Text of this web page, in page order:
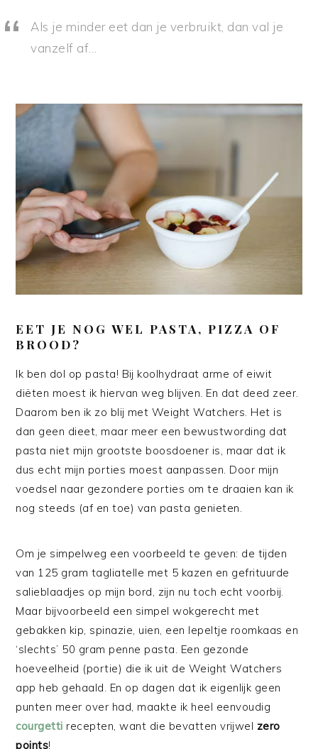
Als je minder eet dan je verbruikt, dan val je
vanzelf af…
EET JE NOG WEL PASTA, PIZZA OF
BROOD?
Ik ben dol op pasta! Bij koolhydraat arme of eiwit
diëten moest ik hiervan weg blijven. En dat deed zeer.
Daarom ben ik zo blij met Weight Watchers. Het is
dan geen dieet, maar meer een bewustwording dat
pasta niet mijn grootste boosdoener is, maar dat ik
dus echt mijn porties moest aanpassen. Door mijn
voedsel naar gezondere porties om te draaien kan ik
nog steeds (af en toe) van pasta genieten.
Om je simpelweg een voorbeeld te geven: de tijden
van 125 gram tagliatelle met 5 kazen en gefrituurde
salieblaadjes op mijn bord, zijn nu toch echt voorbij.
Maar bijvoorbeeld een simpel wokgerecht met
gebakken kip, spinazie, uien, een lepeltje roomkaas en
‘slechts’ 50 gram penne pasta. Een gezonde
hoeveelheid (portie) die ik uit de Weight Watchers
app heb gehaald. En op dagen dat ik eigenlijk geen
punten meer over had, maakte ik heel eenvoudig
courgetti recepten, want die bevatten vrijwel zero
points!